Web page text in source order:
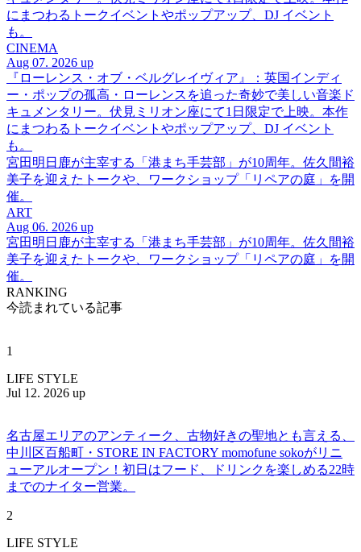
にまつわるトークイベントやポップアップ、DJ イベント
も。
CINEMA
Aug 07. 2026 up
『ローレンス・オブ・ベルグレイヴィア』：英国インディ
ー・ポップの孤高・ローレンスを追った奇妙で美しい音楽ド
キュメンタリー。伏見ミリオン座にて1日限定で上映。本作
にまつわるトークイベントやポップアップ、DJ イベント
も。
宮田明日鹿が主宰する「港まち手芸部」が10周年。佐久間裕
美子を迎えたトークや、ワークショップ「リペアの庭」を開
催。
ART
Aug 06. 2026 up
宮田明日鹿が主宰する「港まち手芸部」が10周年。佐久間裕
美子を迎えたトークや、ワークショップ「リペアの庭」を開
催。
RANKING
今読まれている記事
1
LIFE STYLE
Jul 12. 2026 up
名古屋エリアのアンティーク、古物好きの聖地とも言える、
中川区百船町・STORE IN FACTORY momofune sokoがリニ
ューアルオープン！初日はフード、ドリンクを楽しめる22時
までのナイター営業。
2
LIFE STYLE